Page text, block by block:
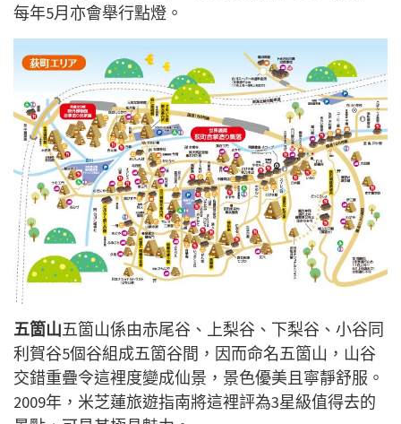
每年5月亦會舉行點燈。
五箇山五箇山係由赤尾谷、上梨谷、下梨谷、小谷同
利賀谷5個谷組成五箇谷間，因而命名五箇山，山谷
交錯重疊令這裡度變成仙景，景色優美且寧靜舒服。
2009年，米芝蓮旅遊指南將這裡評為3星級值得去的